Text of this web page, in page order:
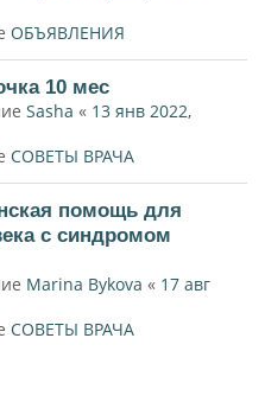
ОБЪЯВЛЕНИЯ
10 мес
Sasha « 13 янв 2022,
СОВЕТЫ ВРАЧА
помощь для
с синдромом
Marina Bykova « 17 авг
СОВЕТЫ ВРАЧА